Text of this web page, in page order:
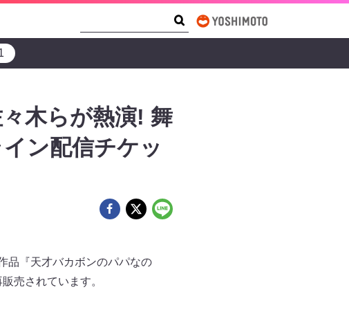
木らが熱演! 舞
ン配信チケッ
品『天才バカボンのパパなの
売されています。